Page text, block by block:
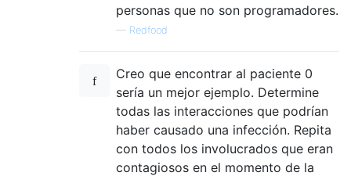
personas que no son programadores.
— Redfood
Creo que encontrar al paciente 0
sería un mejor ejemplo. Determine
todas las interacciones que podrían
haber causado una infección. Repita
con todos los involucrados que eran
contagiosos en el momento de la